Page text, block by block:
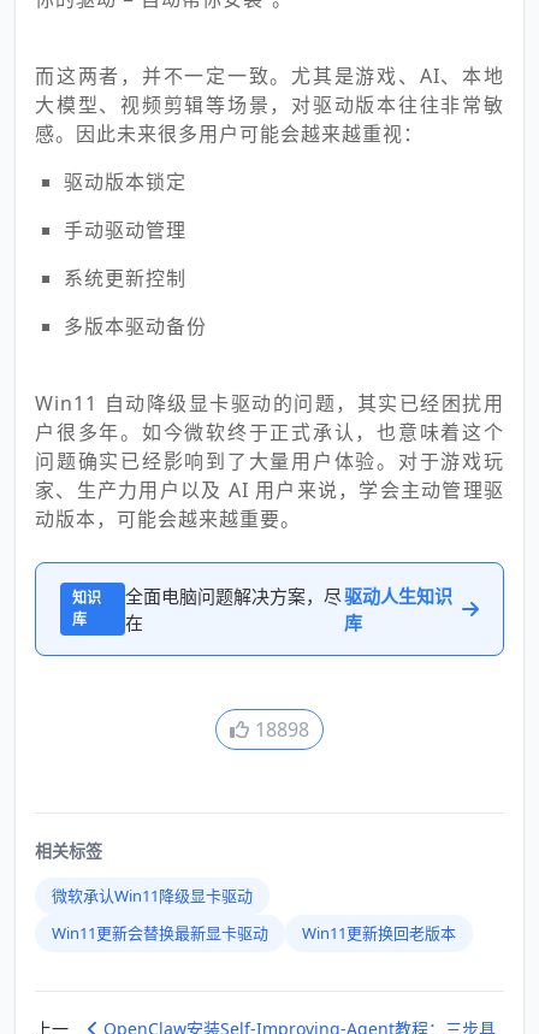
而这两者，并不一定一致。尤其是游戏、AI、本地
大模型、视频剪辑等场景，对驱动版本往往非常敏
感。因此未来很多用户可能会越来越重视：
驱动版本锁定
手动驱动管理
系统更新控制
多版本驱动备份
Win11 自动降级显卡驱动的问题，其实已经困扰用
户很多年。如今微软终于正式承认，也意味着这个
问题确实已经影响到了大量用户体验。对于游戏玩
家、生产力用户以及 AI 用户来说，学会主动管理驱
动版本，可能会越来越重要。
知识
库
全面电脑问题解决方案，尽
在
驱动人生知识
库
18898
相关标签
微软承认Win11降级显卡驱动
Win11更新会替换最新显卡驱动
Win11更新换回老版本
上一
OpenClaw安装Self-Improving-Agent教程：三步具